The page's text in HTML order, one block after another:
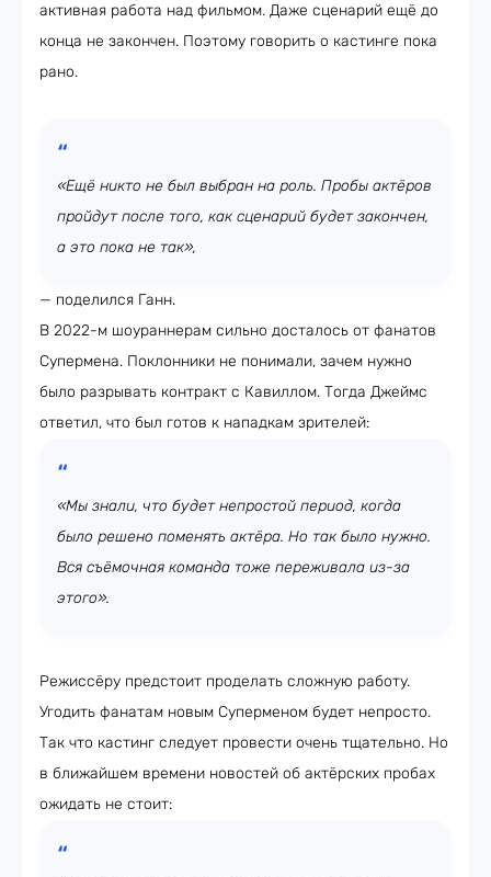
активная работа над фильмом. Даже сценарий ещё до
конца не закончен. Поэтому говорить о кастинге пока
рано.
«Ещё никто не был выбран на роль. Пробы актёров
пройдут после того, как сценарий будет закончен,
а это пока не так»,
— поделился Ганн.
В 2022-м шоураннерам сильно досталось от фанатов
Супермена. Поклонники не понимали, зачем нужно
было разрывать контракт с Кавиллом. Тогда Джеймс
ответил, что был готов к нападкам зрителей:
«Мы знали, что будет непростой период, когда
было решено поменять актёра. Но так было нужно.
Вся съёмочная команда тоже переживала из-за
этого».
Режиссёру предстоит проделать сложную работу.
Угодить фанатам новым Суперменом будет непросто.
Так что кастинг следует провести очень тщательно. Но
в ближайшем времени новостей об актёрских пробах
ожидать не стоит: